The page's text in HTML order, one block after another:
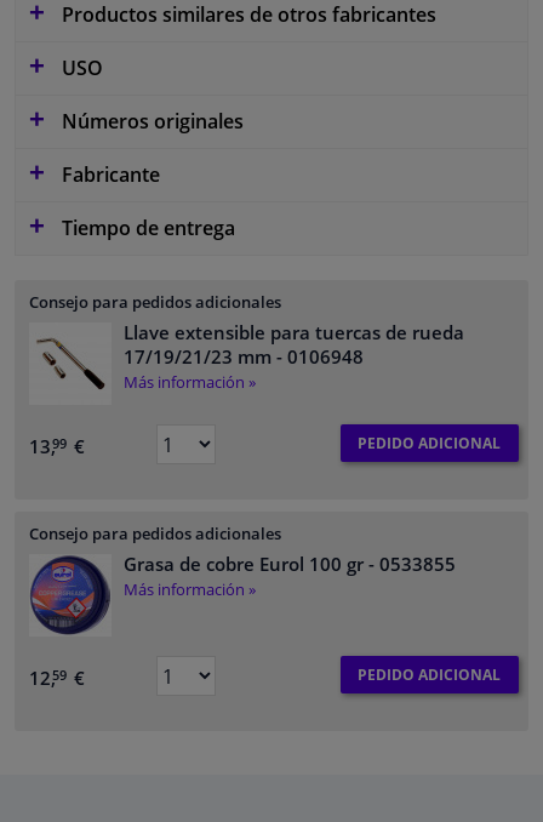
Productos similares de otros fabricantes
USO
Números originales
Fabricante
Tiempo de entrega
Consejo para pedidos adicionales
Llave extensible para tuercas de rueda
17/19/21/23 mm - 0106948
Más información »
13,99 € PEDIDO ADICIONAL
Consejo para pedidos adicionales
Grasa de cobre Eurol 100 gr - 0533855
Más información »
12,59 € PEDIDO ADICIONAL